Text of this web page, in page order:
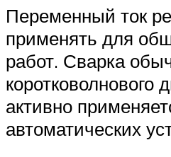
Переменный ток
применять для
работ. Сварка
коротковолнового
активно
автоматических